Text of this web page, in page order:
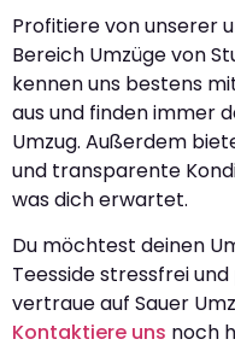
Profitiere von unserer
Bereich Umzüge von
kennen uns bestens
aus und finden immer
Umzug. Außerdem
und transparente
was dich erwartet.
Du möchtest deinen
Teesside stressfrei
vertraue auf Sauer
Kontaktiere uns noch